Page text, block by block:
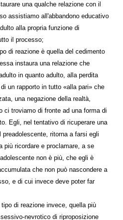
una qualche relazione con il
assistiamo all'abbandono educativo
alla propria funzione di
il processo;
di reazione è quella del cedimento
instaura una relazione che
in quanto adulto, alla perdita
un rapporto in tutto «alla pari» che
una negazione della realtà,
ci troviamo di fronte ad una forma di
Egli, nel tentativo di ricuperare una
ritorna a farsi egli
più ricordare e proclamare, a se
non è più, che egli è
che non può nascondere a
e di cui invece deve poter far
di reazione invece, quella più
nevrotico di riproposizione